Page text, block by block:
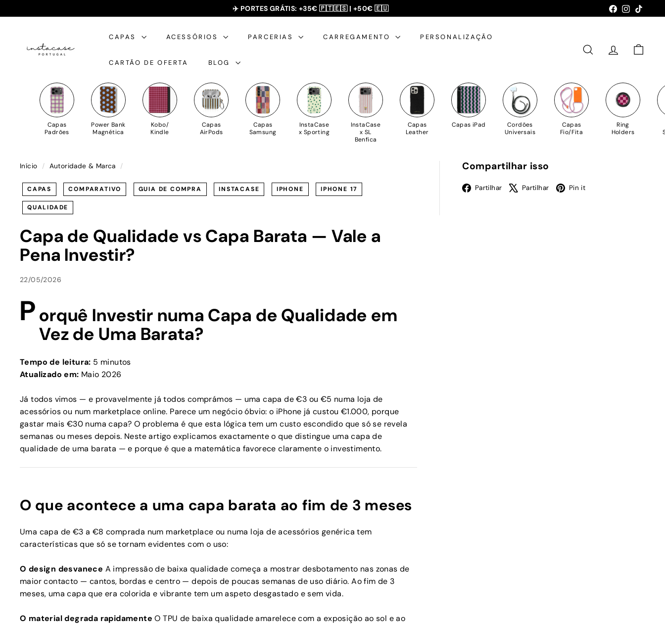
para
pausa
✈️ PORTES GRÁTIS: +35€ 🇵🇹🇪🇸 | +50€ 🇪🇺
SUMMER SALE - 20% OFF 🎁 Facebook
Instagram
CAPAS ACESSÓRIOS PARCERIAS CARREGAMENTO PERSONALIZAÇÃO
CARTÃO DE OFERTA BLOG
PESQUISAR
CONTA
Capas
Padrões
Power Bank
Magnética
Kobo/
Kindle
Capas
AirPods
Capas
Samsung
InstaCase
x Sporting
InstaCase
x SL
Benfica
Capas
Leather
Capas iPad
Cordões
Universais
Capas
Fio/Fita
Ring
Holders
Início / Autoridade & Marca /
CAPAS COMPARATIVO GUIA DE COMPRA INSTACASE IPHONE IPHONE 17
QUALIDADE
Capa de Qualidade vs Capa Barata — Vale a
Pena Investir?
22/05/2026
Porquê Investir numa Capa de Qualidade em
Vez de Uma Barata?
Tempo de leitura: 5 minutos
Atualizado em: Maio 2026
Já todos vimos — e provavelmente já todos comprámos — uma capa de €3 ou €5 numa loja de
acessórios ou num marketplace online. Parece um negócio óbvio: o iPhone já custou €1.000, porque
gastar mais €30 numa capa? O problema é que esta lógica tem um custo escondido que só se revela
semanas ou meses depois. Neste artigo explicamos exactamente o que distingue uma capa de
qualidade de uma barata — e porque é que a matemática favorece claramente o investimento.
O que acontece a uma capa barata ao fim de 3 meses
Uma capa de €3 a €8 comprada num marketplace ou numa loja de acessórios genérica tem
características que só se tornam evidentes com o uso:
O design desvanece A impressão de baixa qualidade começa a mostrar desbotamento nas zonas de
maior contacto — cantos, bordas e centro — depois de poucas semanas de uso diário. Ao fim de 3
meses, uma capa que era colorida e vibrante tem um aspeto desgastado e sem vida.
O material degrada rapidamente O TPU de baixa qualidade amarelece com a exposição ao sol e ao
Compartilhar isso
Partilhar Facebook
Partilhar X Pin it